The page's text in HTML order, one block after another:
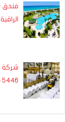
شركة
5446 طنا من ورق الكتاب المدرسي وتؤمّن كامل…